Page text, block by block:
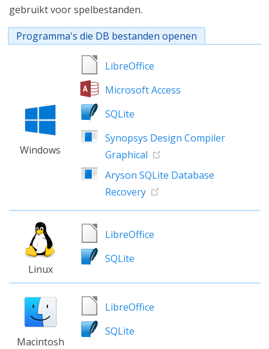
gebruikt voor spelbestanden.
Programma's die DB bestanden openen
Windows
LibreOffice
Microsoft Access
SQLite
Synopsys Design Compiler
Graphical
Aryson SQLite Database
Recovery
Linux
LibreOffice
SQLite
Macintosh
LibreOffice
SQLite